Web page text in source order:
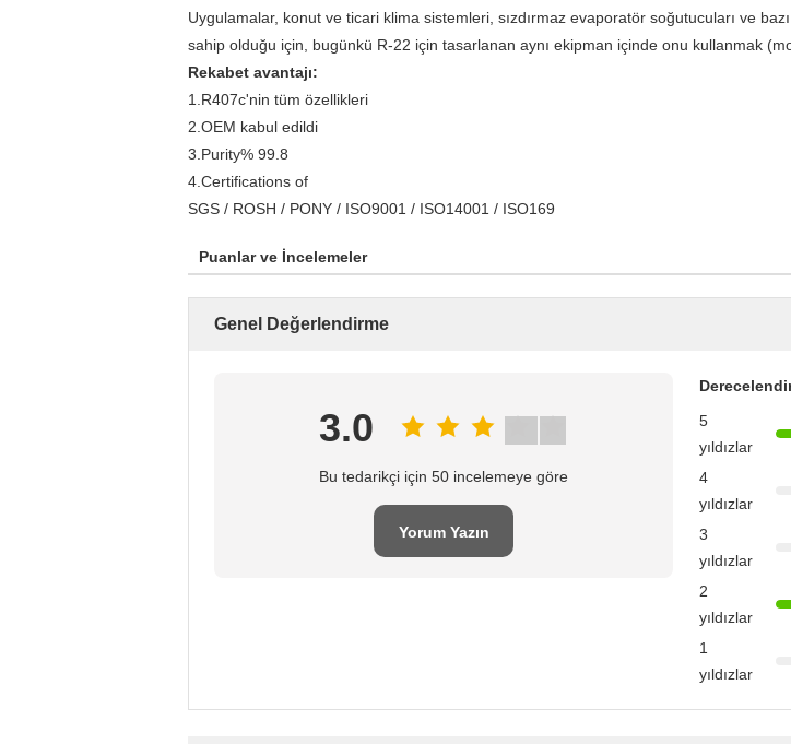
Uygulamalar, konut ve ticari klima sistemleri, sızdırmaz evaporatör soğutucuları ve
sahip olduğu için, bugünkü R-22 için tasarlanan aynı ekipman içinde onu kullanmak
Rekabet avantajı:
1.R407c'nin tüm özellikleri
2.OEM kabul edildi
3.Purity% 99.8
4.Certifications of
SGS / ROSH / PONY / ISO9001 / ISO14001 / ISO169
Puanlar ve İncelemeler
Genel Değerlendirme
3.0
Bu tedarikçi için 50 incelemeye göre
Yorum Yazın
5
yıldızlar
4
yıldızlar
3
yıldızlar
2
yıldızlar
1
yıldızlar